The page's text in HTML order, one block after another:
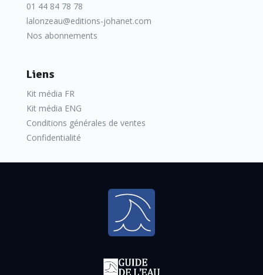
01 44 84 78 78
lalonzeau@editions-johanet.com
Nos abonnements
Liens
Kit média FR
Kit média ENG
Conditions générales de ventes
Confidentialité